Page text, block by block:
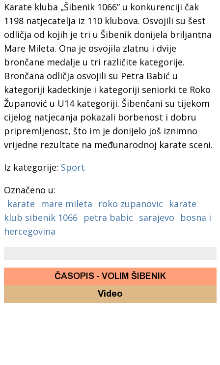
Karate kluba „Šibenik 1066” u konkurenciji čak
1198 natjecatelja iz 110 klubova. Osvojili su šest
odličja od kojih je tri u Šibenik donijela briljantna
Mare Mileta. Ona je osvojila zlatnu i dvije
brončane medalje u tri različite kategorije.
Brončana odličja osvojili su Petra Babić u
kategoriji kadetkinje i kategoriji seniorki te Roko
Županović u U14 kategoriji. Šibenčani su tijekom
cijelog natjecanja pokazali borbenost i dobru
pripremljenost, što im je donijelo još iznimno
vrijedne rezultate na međunarodnoj karate sceni.
Iz kategorije: Sport
Označeno u:
karate
mare mileta roko zupanovic
karate
klub sibenik 1066
petra babic sarajevo
bosna i
hercegovina
ČASOPIS - VOLIM ŠIBENIK
Video